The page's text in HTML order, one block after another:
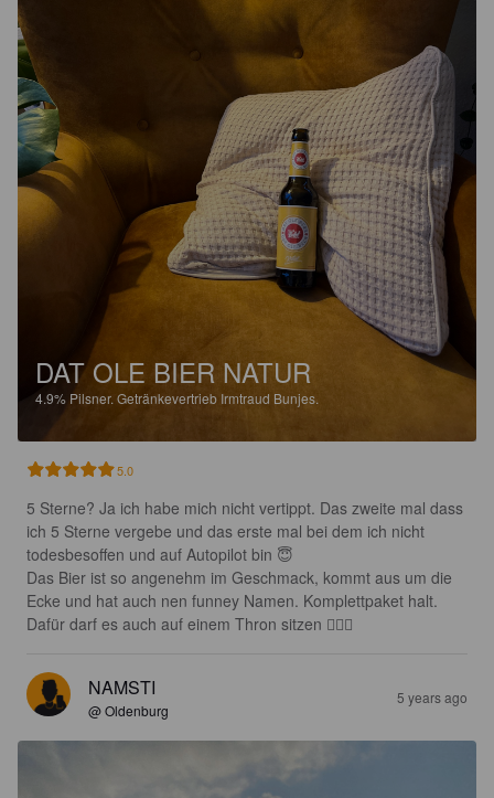
DAT OLE BIER NATUR
4.9% Pilsner. Getränkevertrieb Irmtraud Bunjes.
5.0
5 Sterne? Ja ich habe mich nicht vertippt. Das zweite mal dass
ich 5 Sterne vergebe und das erste mal bei dem ich nicht
todesbesoffen und auf Autopilot bin 😇
Das Bier ist so angenehm im Geschmack, kommt aus um die
Ecke und hat auch nen funney Namen. Komplettpaket halt.
Dafür darf es auch auf einem Thron sitzen 💆🏼‍♀️
NAMSTI
@ Oldenburg
5 years ago